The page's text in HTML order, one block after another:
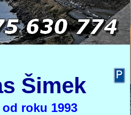
Šimek
roku 1993